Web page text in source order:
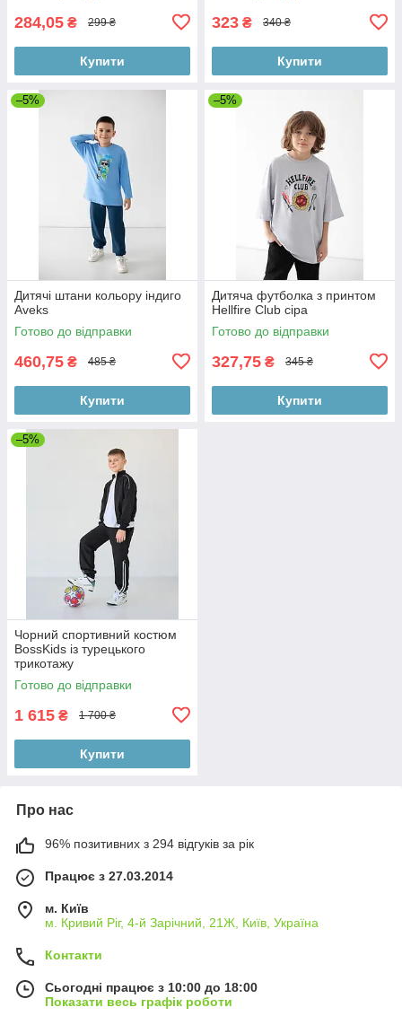
284,05 ₴ 299 ₴
Купити
323 ₴ 340 ₴
Купити
–5%
Дитячі штани кольору індиго
Aveks
Готово до відправки
460,75 ₴ 485 ₴
Купити
–5%
Дитяча футболка з принтом
Hellfire Club сіра
Готово до відправки
327,75 ₴ 345 ₴
Купити
–5%
Чорний спортивний костюм
BossKids із турецького
трикотажу
Готово до відправки
1 615 ₴ 1 700 ₴
Купити
Про нас
96% позитивних з 294 відгуків за рік
Працює з 27.03.2014
м. Київ
м. Кривий Ріг, 4-й Зарічний, 21Ж, Київ, Україна
Контакти
Сьогодні працює з 10:00 до 18:00
Показати весь графік роботи